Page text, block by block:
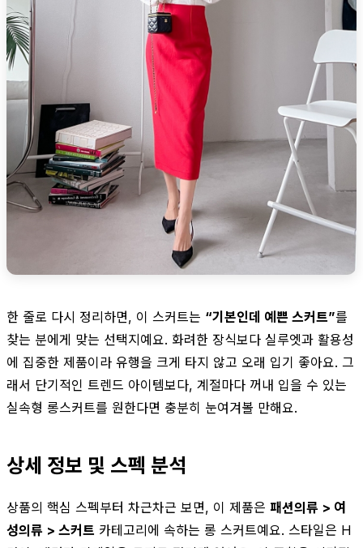
한 줄로 다시 정리하면, 이 스커트는 “기본인데 예쁜 스커트”를
찾는 분에게 맞는 선택지예요. 화려한 장식보다 실루엣과 활용성
에 집중한 제품이라 유행을 크게 타지 않고 오래 입기 좋아요. 그
래서 단기적인 트렌드 아이템보다, 계절마다 꺼내 입을 수 있는
실속형 롱스커트를 원한다면 충분히 눈여겨볼 만해요.
상세 정보 및 스펙 분석
상품의 핵심 스펙부터 차근차근 보면, 이 제품은 패션의류 > 여
성의류 > 스커트 카테고리에 속하는 롱 스커트예요. 스타일은 H